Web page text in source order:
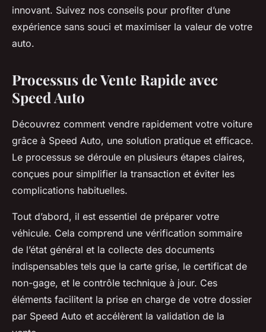
innovant. Suivez nos conseils pour profiter d’une
expérience sans souci et maximiser la valeur de votre
auto.
Processus de Vente Rapide avec
Speed Auto
Découvrez comment vendre rapidement votre voiture
grâce à Speed Auto, une solution pratique et efficace.
Le processus se déroule en plusieurs étapes claires,
conçues pour simplifier la transaction et éviter les
complications habituelles.
Tout d’abord, il est essentiel de préparer votre
véhicule. Cela comprend une vérification sommaire
de l’état général et la collecte des documents
indispensables tels que la carte grise, le certificat de
non-gage, et le contrôle technique à jour. Ces
éléments facilitent la prise en charge de votre dossier
par Speed Auto et accélèrent la validation de la